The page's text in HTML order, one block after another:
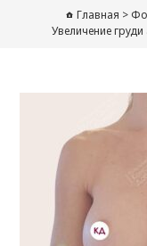
Главная >
Увеличение